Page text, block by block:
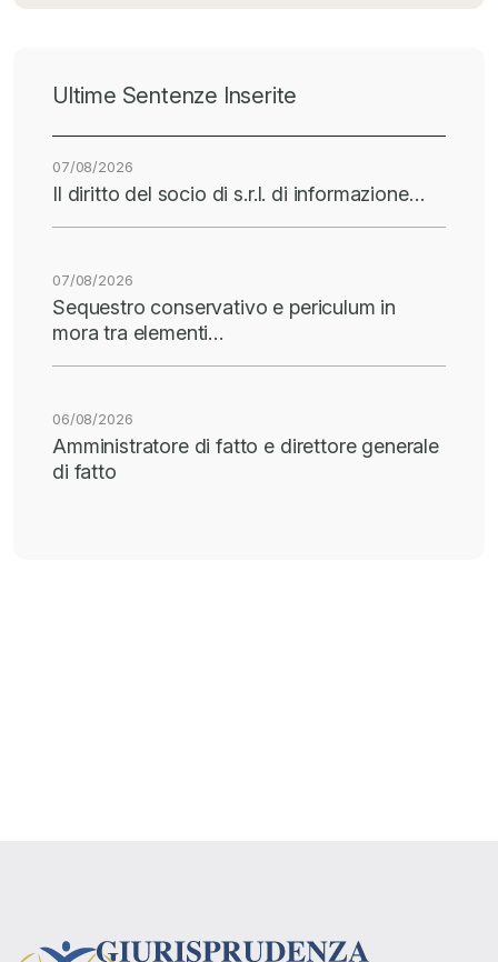
Ultime Sentenze Inserite
07/08/2026
Il diritto del socio di s.r.l. di informazione…
07/08/2026
Sequestro conservativo e periculum in
mora tra elementi…
06/08/2026
Amministratore di fatto e direttore generale
di fatto